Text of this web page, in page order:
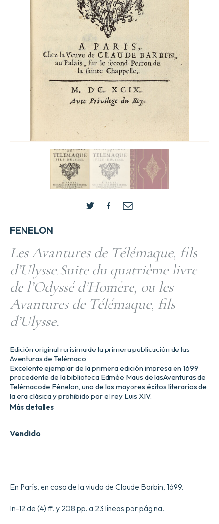
FENELON
Les Avantures de Télémaque, fils
d’Ulysse.Suite du quatrième livre
de l’Odyssé d’Homère, ou les
Avantures de Télémaque, fils
d’Ulysse.
Vendido
Edición original rarísima de la primera publicación de las
Aventuras de Telémaco
Excelente ejemplar de la primera edición impresa en 1699
procedente de la biblioteca Edmée Maus de lasAventuras de
Telémacode Fénelon, uno de los mayores éxitos literarios de
la era clásica y prohibido por el rey Luis XIV.
Más detalles
En París, en casa de la viuda de Claude Barbin, 1699.
In-12 de (4) ff. y 208 pp. a 23 líneas por página.